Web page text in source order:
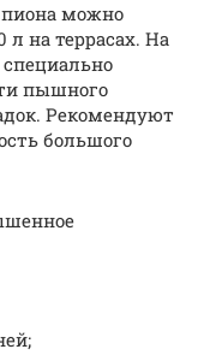
пиона можно
на террасах. На
пышного
Рекомендуют
большого